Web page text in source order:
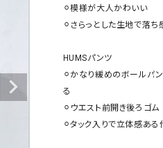
すべて見る
ワンピース・チュニック
サロペット・オーバーオール
1%（イチ パー
1 metre carre
⚪︎模様が大人かわいい
⚪︎さらっとした生地で落ち
HUMSパンツ
⚪︎かなり緩めのボールパ
る
⚪︎ウエスト前開き後ろゴム
⚪︎タック入りで立体感ある